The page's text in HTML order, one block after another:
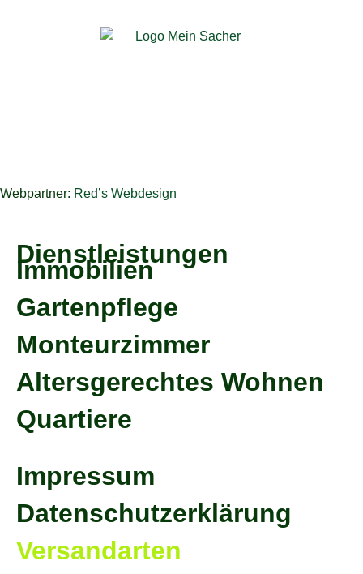
Webpartner: Red’s Webdesign
Dienstleistungen
Immobilien
Gartenpflege
Monteurzimmer
Altersgerechtes Wohnen
Quartiere
Impressum
Datenschutzerklärung
Versandarten